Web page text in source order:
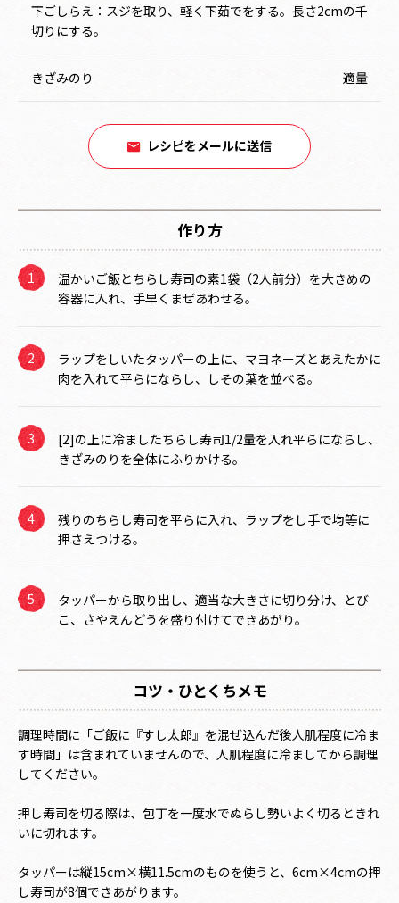
下ごしらえ：スジを取り、軽く下茹でをする。長さ2cmの千
切りにする。
きざみのり 適量
レシピをメールに送信
作り方
温かいご飯とちらし寿司の素1袋（2人前分）を大きめの
容器に入れ、手早くまぜあわせる。
ラップをしいたタッパーの上に、マヨネーズとあえたかに
肉を入れて平らにならし、しその葉を並べる。
[2]の上に冷ましたちらし寿司1/2量を入れ平らにならし、
きざみのりを全体にふりかける。
残りのちらし寿司を平らに入れ、ラップをし手で均等に
押さえつける。
タッパーから取り出し、適当な大きさに切り分け、とび
こ、さやえんどうを盛り付けてできあがり。
コツ・ひとくちメモ
調理時間に「ご飯に『すし太郎』を混ぜ込んだ後人肌程度に冷ま
す時間」は含まれていませんので、人肌程度に冷ましてから調理
してください。
押し寿司を切る際は、包丁を一度水でぬらし勢いよく切るときれ
いに切れます。
タッパーは縦15cm×横11.5cmのものを使うと、6cm×4cmの押
し寿司が8個できあがります。